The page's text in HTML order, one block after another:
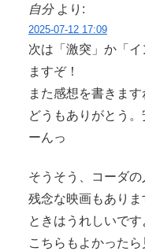
自分 より:
2025-07-12 17:09
次は「激突」か「
ますぞ！
また感想を書きます
どうもありがとう
ーんっ
そうそう、コーダの
残念な映画もあり
ときはうれしいです
こちらもよかったら